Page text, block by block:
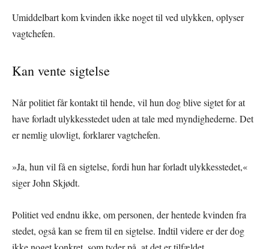
Umiddelbart kom kvinden ikke noget til ved ulykken, oplyser
vagtchefen.
Kan vente sigtelse
Når politiet får kontakt til hende, vil hun dog blive sigtet for at
have forladt ulykkesstedet uden at tale med myndighederne. Det
er nemlig ulovligt, forklarer vagtchefen.
»Ja, hun vil få en sigtelse, fordi hun har forladt ulykkesstedet,«
siger John Skjødt.
Politiet ved endnu ikke, om personen, der hentede kvinden fra
stedet, også kan se frem til en sigtelse. Indtil videre er der dog